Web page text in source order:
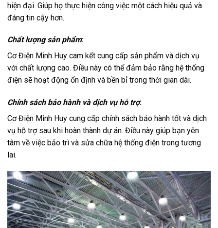
hiện đại. Giúp họ thực hiện công việc một cách hiệu quả và
đáng tin cậy hơn.
Chất lượng sản phẩm:
Cơ Điện Minh Huy cam kết cung cấp sản phẩm và dịch vụ
với chất lượng cao. Điều này có thể đảm bảo rằng hệ thống
điện sẽ hoạt động ổn định và bền bỉ trong thời gian dài.
Chính sách bảo hành và dịch vụ hỗ trợ:
Cơ Điện Minh Huy cung cấp chính sách bảo hành tốt và dịch
vụ hỗ trợ sau khi hoàn thành dự án. Điều này giúp bạn yên
tâm về việc bảo trì và sửa chữa hệ thống điện trong tương
lai.